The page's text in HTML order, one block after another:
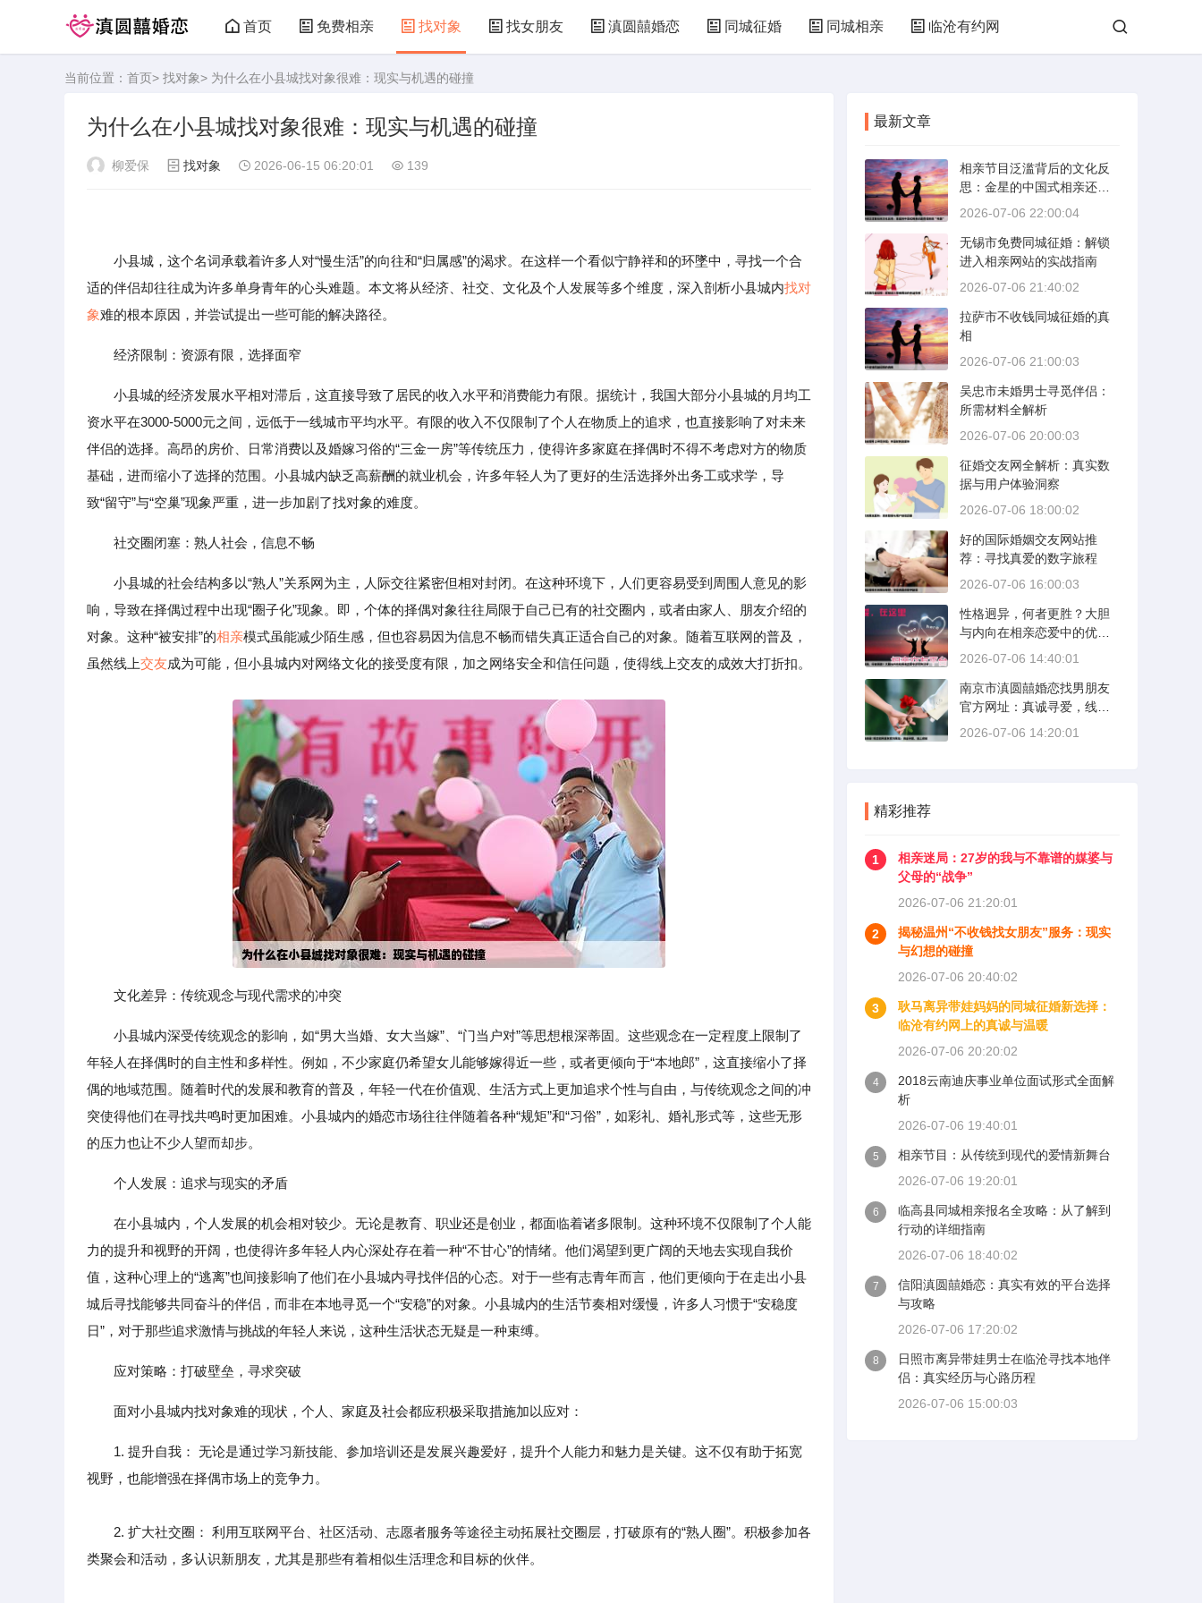
首页 免费相亲 找对象 找女朋友 滇圆囍婚恋 同城征婚 同城相亲 临沧有约网
当前位置： 首页> 找对象> 为什么在小县城找对象很难：现实与机遇的碰撞
为什么在小县城找对象很难：现实与机遇的碰撞
柳爱保 找对象 2026-06-15 06:20:01 139
小县城，这个名词承载着许多人对“慢生活”的向往和“归属感”的渴求。在这样一个看似宁静祥和的环墜中，寻找一个合
适的伴侣却往往成为许多单身青年的心头难题。本文将从经济、社交、文化及个人发展等多个维度，深入剖析小县城内找对
象难的根本原因，并尝试提出一些可能的解决路径。
经济限制：资源有限，选择面窄
小县城的经济发展水平相对滞后，这直接导致了居民的收入水平和消费能力有限。据统计，我国大部分小县城的月均工
资水平在3000-5000元之间，远低于一线城市平均水平。有限的收入不仅限制了个人在物质上的追求，也直接影响了对未来
伴侣的选择。高昂的房价、日常消费以及婚嫁习俗的“三金一房”等传统压力，使得许多家庭在择偶时不得不考虑对方的物质
基础，进而缩小了选择的范围。小县城内缺乏高薪酬的就业机会，许多年轻人为了更好的生活选择外出务工或求学，导
致“留守”与“空巢”现象严重，进一步加剧了找对象的难度。
社交圈闭塞：熟人社会，信息不畅
小县城的社会结构多以“熟人”关系网为主，人际交往紧密但相对封闭。在这种环境下，人们更容易受到周围人意见的影
响，导致在择偶过程中出现“圈子化”现象。即，个体的择偶对象往往局限于自己已有的社交圈内，或者由家人、朋友介绍的
对象。这种“被安排”的相亲模式虽能减少陌生感，但也容易因为信息不畅而错失真正适合自己的对象。随着互联网的普及，
虽然线上交友成为可能，但小县城内对网络文化的接受度有限，加之网络安全和信任问题，使得线上交友的成效大打折扣。
文化差异：传统观念与现代需求的冲突
小县城内深受传统观念的影响，如“男大当婚、女大当嫁”、“门当户对”等思想根深蒂固。这些观念在一定程度上限制了
年轻人在择偶时的自主性和多样性。例如，不少家庭仍希望女儿能够嫁得近一些，或者更倾向于“本地郎”，这直接缩小了择
偶的地域范围。随着时代的发展和教育的普及，年轻一代在价值观、生活方式上更加追求个性与自由，与传统观念之间的冲
突使得他们在寻找共鸣时更加困难。小县城内的婚恋市场往往伴随着各种“规矩”和“习俗”，如彩礼、婚礼形式等，这些无形
的压力也让不少人望而却步。
个人发展：追求与现实的矛盾
在小县城内，个人发展的机会相对较少。无论是教育、职业还是创业，都面临着诸多限制。这种环境不仅限制了个人能
力的提升和视野的开阔，也使得许多年轻人内心深处存在着一种“不甘心”的情绪。他们渴望到更广阔的天地去实现自我价
值，这种心理上的“逃离”也间接影响了他们在小县城内寻找伴侣的心态。对于一些有志青年而言，他们更倾向于在走出小县
城后寻找能够共同奋斗的伴侣，而非在本地寻觅一个“安稳”的对象。小县城内的生活节奏相对缓慢，许多人习惯于“安稳度
日”，对于那些追求激情与挑战的年轻人来说，这种生活状态无疑是一种束缚。
应对策略：打破壁垒，寻求突破
面对小县城内找对象难的现状，个人、家庭及社会都应积极采取措施加以应对：
1. 提升自我： 无论是通过学习新技能、参加培训还是发展兴趣爱好，提升个人能力和魅力是关键。这不仅有助于拓宽
视野，也能增强在择偶市场上的竞争力。
2. 扩大社交圈： 利用互联网平台、社区活动、志愿者服务等途径主动拓展社交圈层，打破原有的“熟人圈”。积极参加各
类聚会和活动，多认识新朋友，尤其是那些有着相似生活理念和目标的伙伴。
最新文章
相亲节目泛滥背后的文化反
思：金星的中国式相亲还能
否保持其“完美”
2026-07-06 22:00:04
无锡市免费同城征婚：解锁
进入相亲网站的实战指南
2026-07-06 21:40:02
拉萨市不收钱同城征婚的真
相
2026-07-06 21:00:03
吴忠市未婚男士寻觅伴侣：
所需材料全解析
2026-07-06 20:00:03
征婚交友网全解析：真实数
据与用户体验洞察
2026-07-06 18:00:02
好的国际婚姻交友网站推
荐：寻找真爱的数字旅程
2026-07-06 16:00:03
性格迥异，何者更胜？大胆
与内向在相亲恋爱中的优势
分析
2026-07-06 14:40:01
南京市滇圆囍婚恋找男朋友
官方网址：真诚寻爱，线上
启航
2026-07-06 14:20:01
精彩推荐
1
相亲迷局：27岁的我与不靠谱的媒婆与
父母的“战争”
2026-07-06 21:20:01
2
揭秘温州“不收钱找女朋友”服务：现实
与幻想的碰撞
2026-07-06 20:40:02
3
耿马离异带娃妈妈的同城征婚新选择：
临沧有约网上的真诚与温暖
2026-07-06 20:20:02
4
2018云南迪庆事业单位面试形式全面解
析
2026-07-06 19:40:01
5
相亲节目：从传统到现代的爱情新舞台
2026-07-06 19:20:01
6
临高县同城相亲报名全攻略：从了解到
行动的详细指南
2026-07-06 18:40:02
7
信阳滇圆囍婚恋：真实有效的平台选择
与攻略
2026-07-06 17:20:02
8
日照市离异带娃男士在临沧寻找本地伴
侣：真实经历与心路历程
2026-07-06 15:00:03